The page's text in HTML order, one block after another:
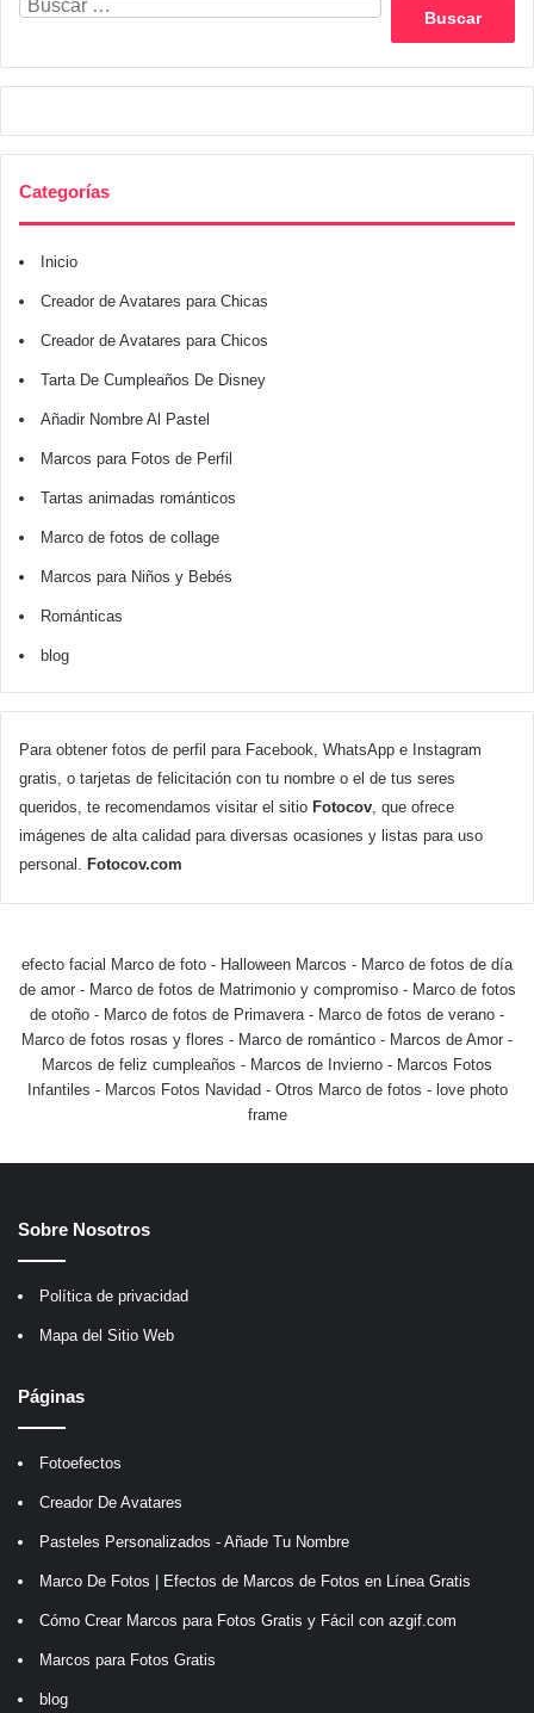
Categorías
Inicio
Creador de Avatares para Chicas
Creador de Avatares para Chicos
Tarta De Cumpleaños De Disney
Añadir Nombre Al Pastel
Marcos para Fotos de Perfil
Tartas animadas románticos
Marco de fotos de collage
Marcos para Niños y Bebés
Románticas
blog
Para obtener fotos de perfil para Facebook, WhatsApp e Instagram
gratis, o tarjetas de felicitación con tu nombre o el de tus seres
queridos, te recomendamos visitar el sitio Fotocov , que ofrece
imágenes de alta calidad para diversas ocasiones y listas para uso
personal. Fotocov.com
efecto facial Marco de foto - Halloween Marcos - Marco de fotos de día
de amor- Marco de fotos de Matrimonio y compromiso- Marco de fotos
de otoño - Marco de fotos de Primavera - Marco de fotos de verano -
Marco de fotos rosas y flores - Marco de romántico - Marcos de Amor -
Marcos de feliz cumpleaños - Marcos de Invierno - Marcos Fotos
Infantiles - Marcos Fotos Navidad- Otros Marco de fotos - love photo
frame
Sobre Nosotros
Política de privacidad
Mapa del Sitio Web
Páginas
Fotoefectos
Creador De Avatares
Pasteles Personalizados - Añade Tu Nombre
Marco De Fotos | Efectos de Marcos de Fotos en Línea Gratis
Cómo Crear Marcos para Fotos Gratis y Fácil con azgif.com
Marcos para Fotos Gratis
blog